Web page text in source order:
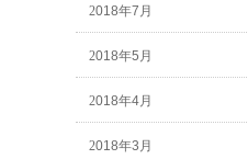
2018年7月
2018年5月
2018年4月
2018年3月